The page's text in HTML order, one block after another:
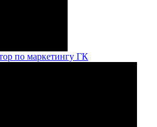
по маркетингу ГК